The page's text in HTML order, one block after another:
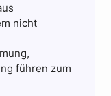
nicht
führen zum